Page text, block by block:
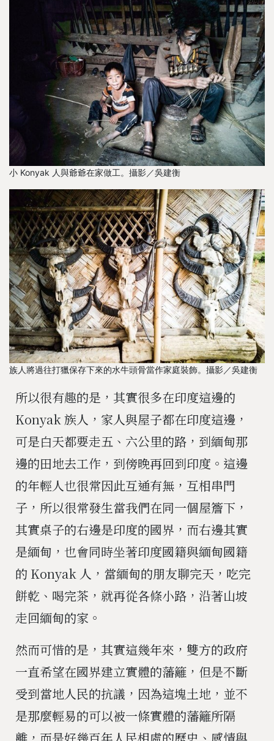
小 Konyak 人與爺爺在家做工。攝影／吳建衡
族人將過往打獵保存下來的水牛頭骨當作家庭裝飾。攝影／吳建衡
所以很有趣的是，其實很多在印度這邊的
Konyak 族人，家人與屋子都在印度這邊，
可是白天都要走五、六公里的路，到緬甸那
邊的田地去工作，到傍晚再回到印度。這邊
的年輕人也很常因此互通有無，互相串門
子，所以很常發生當我們在同一個屋簷下，
其實桌子的右邊是印度的國界，而右邊其實
是緬甸，也會同時坐著印度國籍與緬甸國籍
的 Konyak 人，當緬甸的朋友聊完天，吃完
餅乾、喝完茶，就再從各條小路，沿著山坡
走回緬甸的家。
然而可惜的是，其實這幾年來，雙方的政府
一直希望在國界建立實體的藩籬，但是不斷
受到當地人民的抗議，因為這塊土地，並不
是那麼輕易的可以被一條實體的藩籬所隔
離，而是好幾百年人民相處的歷史、感情與